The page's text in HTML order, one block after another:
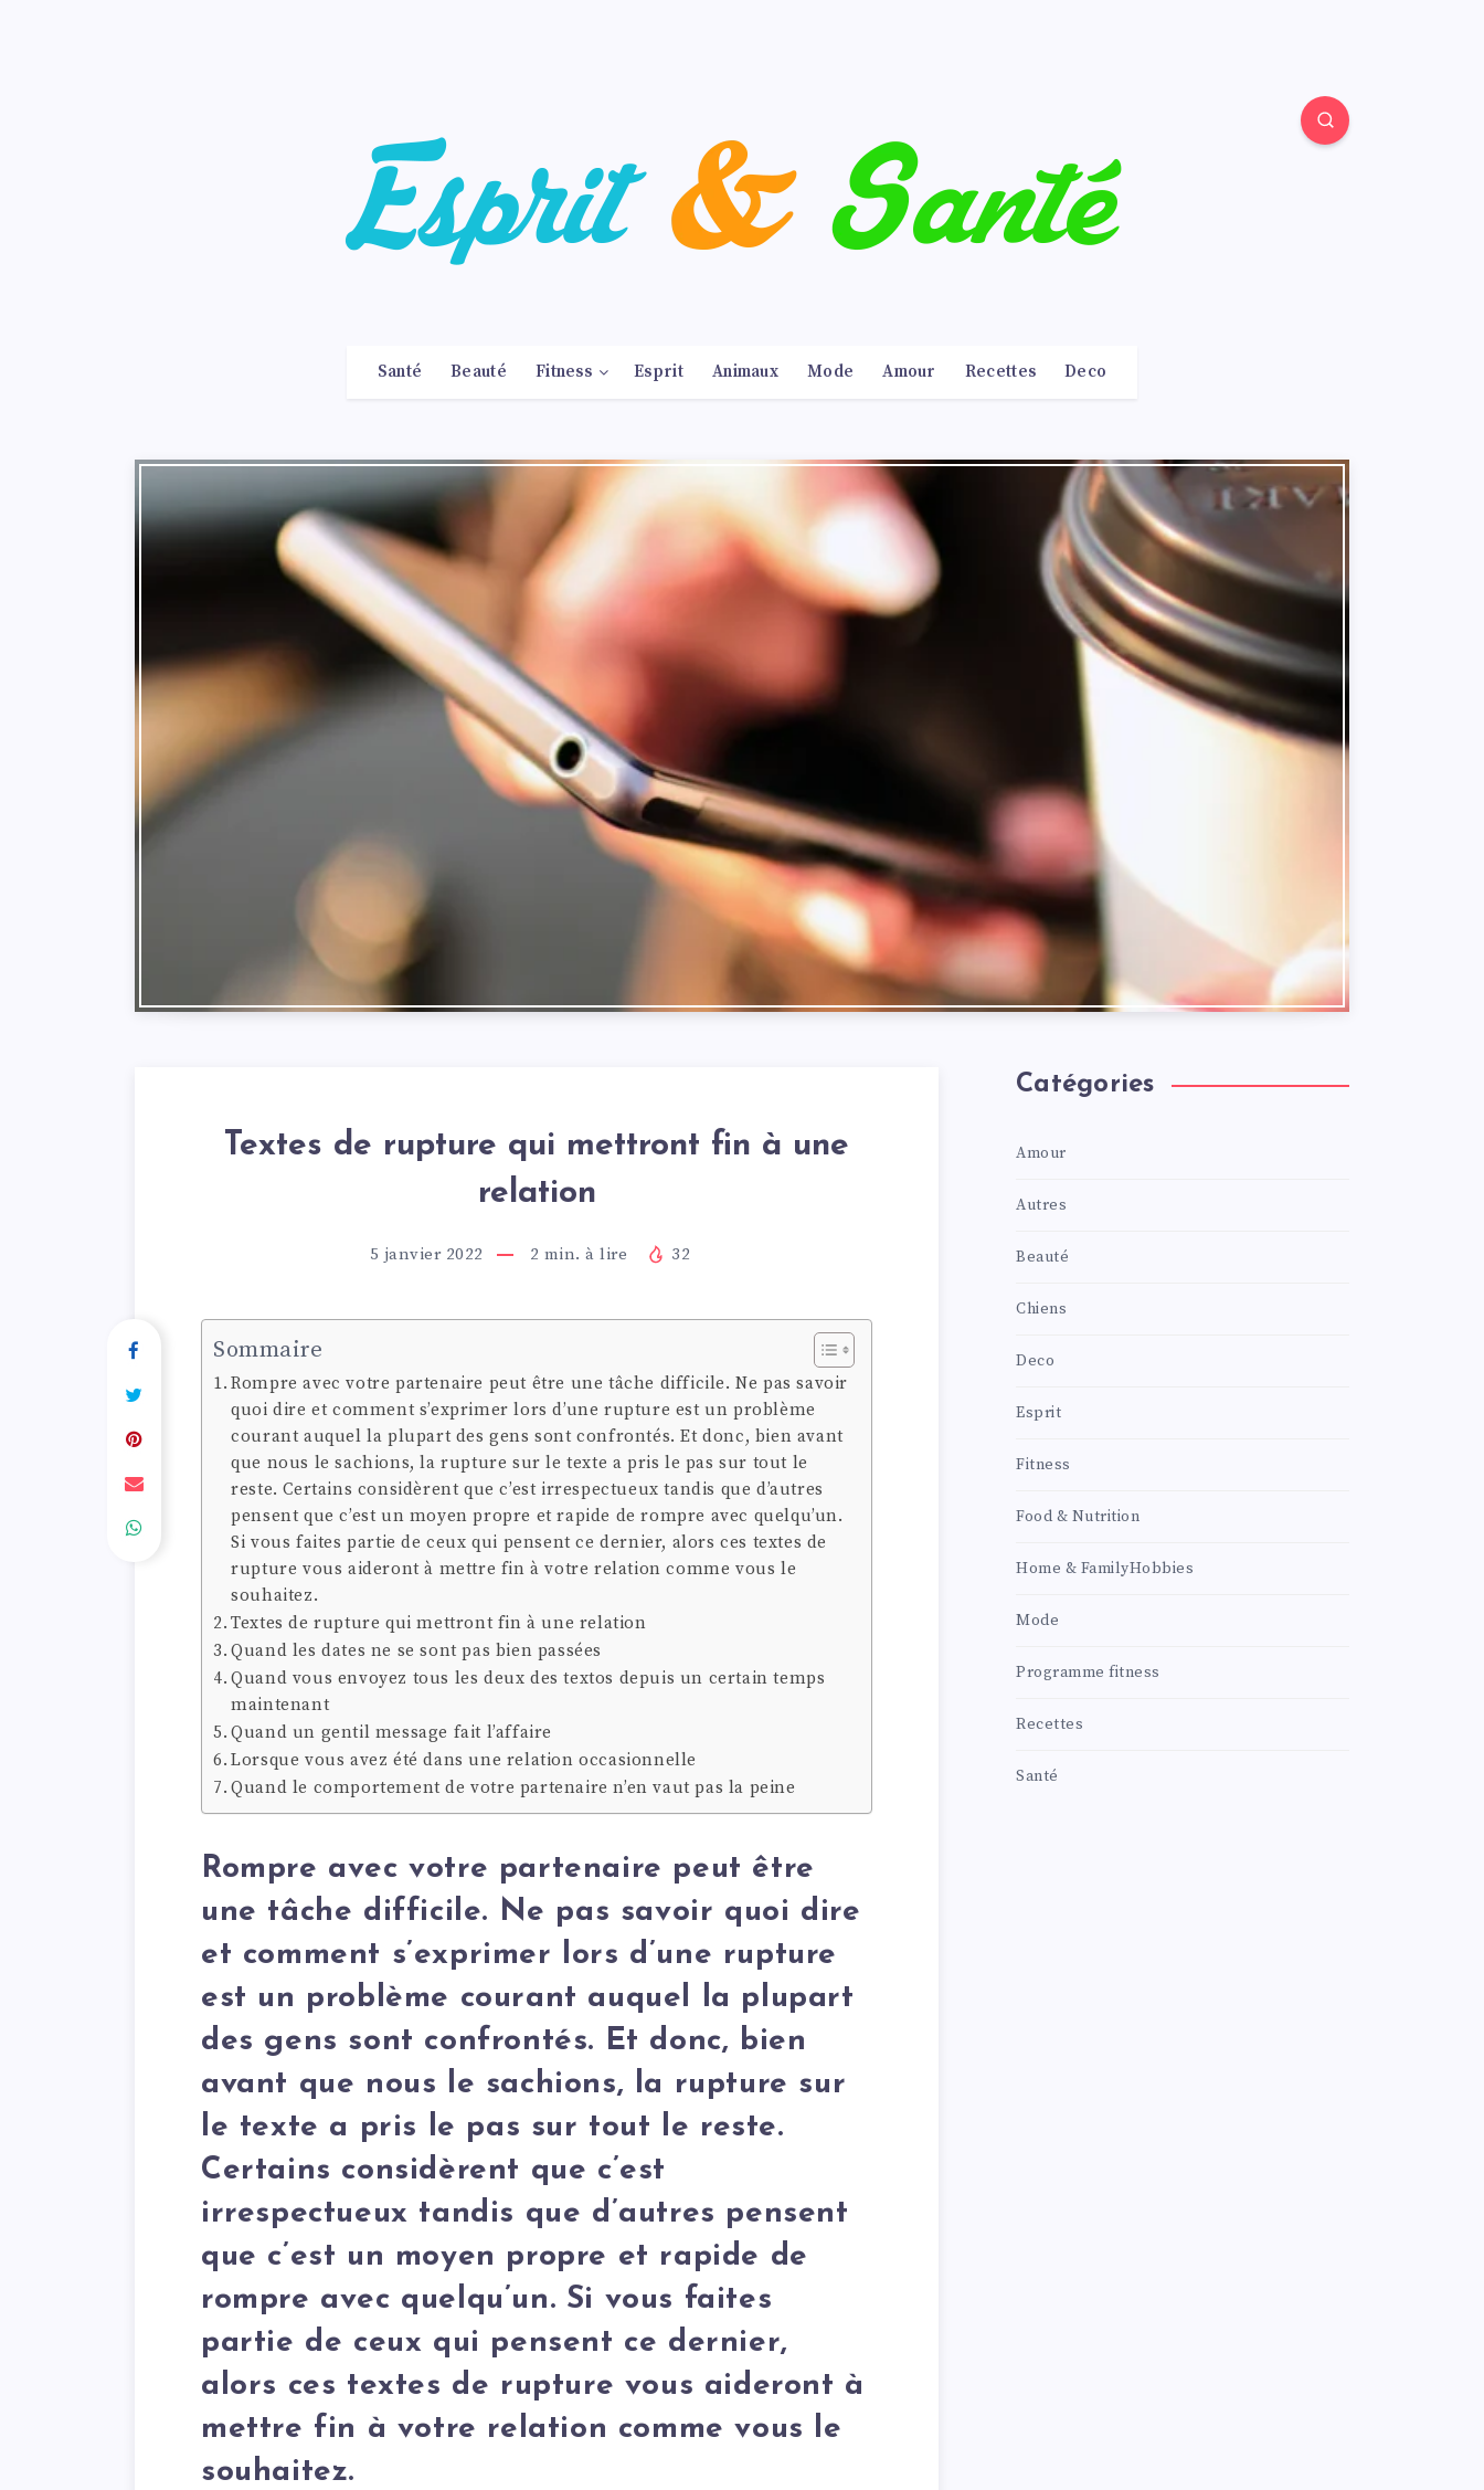
Santé Beauté Fitness Esprit Animaux Mode Amour Recettes Deco
Textes de rupture qui mettront fin à une
relation
5 janvier 2022 2 min. à lire 32
Sommaire
Rompre avec votre partenaire peut être une tâche difficile. Ne pas savoir
quoi dire et comment s’exprimer lors d’une rupture est un problème
courant auquel la plupart des gens sont confrontés. Et donc, bien avant
que nous le sachions, la rupture sur le texte a pris le pas sur tout le
reste. Certains considèrent que c’est irrespectueux tandis que d’autres
pensent que c’est un moyen propre et rapide de rompre avec quelqu’un.
Si vous faites partie de ceux qui pensent ce dernier, alors ces textes de
rupture vous aideront à mettre fin à votre relation comme vous le
souhaitez.
Textes de rupture qui mettront fin à une relation
Quand les dates ne se sont pas bien passées
Quand vous envoyez tous les deux des textos depuis un certain temps
maintenant
Quand un gentil message fait l’affaire
Lorsque vous avez été dans une relation occasionnelle
Quand le comportement de votre partenaire n’en vaut pas la peine
Rompre avec votre partenaire peut être
une tâche difficile. Ne pas savoir quoi dire
et comment s’exprimer lors d’une rupture
est un problème courant auquel la plupart
des gens sont confrontés. Et donc, bien
avant que nous le sachions, la rupture sur
le texte a pris le pas sur tout le reste.
Certains considèrent que c’est
irrespectueux tandis que d’autres pensent
que c’est un moyen propre et rapide de
rompre avec quelqu’un. Si vous faites
partie de ceux qui pensent ce dernier,
alors ces textes de rupture vous aideront à
mettre fin à votre relation comme vous le
souhaitez.
Catégories
Amour
Autres
Beauté
Chiens
Deco
Esprit
Fitness
Food & Nutrition
Home & FamilyHobbies
Mode
Programme fitness
Recettes
Santé